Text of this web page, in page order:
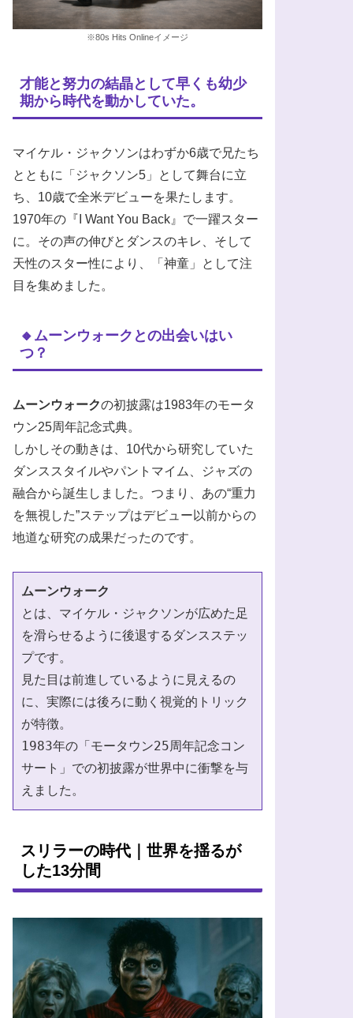
※80s Hits Onlineイメージ
才能と努力の結晶として早くも幼少
期から時代を動かしていた。
マイケル・ジャクソンはわずか6歳で兄たち
とともに「ジャクソン5」として舞台に立
ち、10歳で全米デビューを果たします。
1970年の『I Want You Back』で一躍スター
に。その声の伸びとダンスのキレ、そして
天性のスター性により、「神童」として注
目を集めました。
🔸ムーンウォークとの出会いはい
つ？
ムーンウォークの初披露は1983年のモータ
ウン25周年記念式典。
しかしその動きは、10代から研究していた
ダンススタイルやパントマイム、ジャズの
融合から誕生しました。つまり、あの“重力
を無視した”ステップはデビュー以前からの
地道な研究の成果だったのです。
ムーンウォーク
とは、マイケル・ジャクソンが広めた足
を滑らせるように後退するダンスステッ
プです。
見た目は前進しているように見えるの
に、実際には後ろに動く視覚的トリック
が特徴。
1983年の「モータウン25周年記念コン
サート」での初披露が世界中に衝撃を与
えました。
スリラーの時代｜世界を揺るが
した13分間